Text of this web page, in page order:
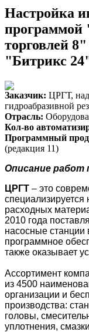
Настройка
программой
торговлей
"Битрикс
Заказчик: ЦРГТ,
гидроабразивной
Отрасль:
Кол-во
Программный
(редакция 11)
Описание работ
ЦРГТ – это
специализируется
расходных
2010 года
насосные станции
программное
также оказывает
Ассортимент
из 4500
организации и
производства:
головы,
уплотнения,